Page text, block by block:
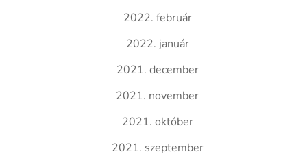
2022. február
2022. január
2021. december
2021. november
2021. október
2021. szeptember